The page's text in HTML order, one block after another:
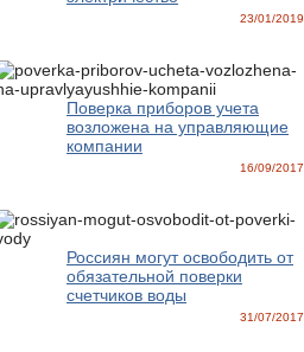
23/01/2019
Поверка приборов учета
возложена на управляющие
компании
16/09/2017
Россиян могут освободить от
обязательной поверки
счетчиков воды
31/07/2017